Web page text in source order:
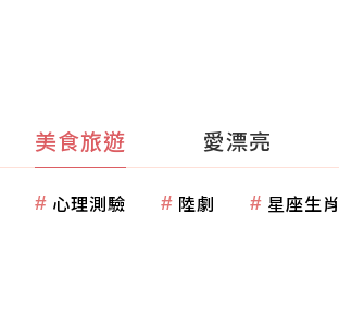
美食旅遊 愛漂亮
心理測驗 陸劇 星座生肖